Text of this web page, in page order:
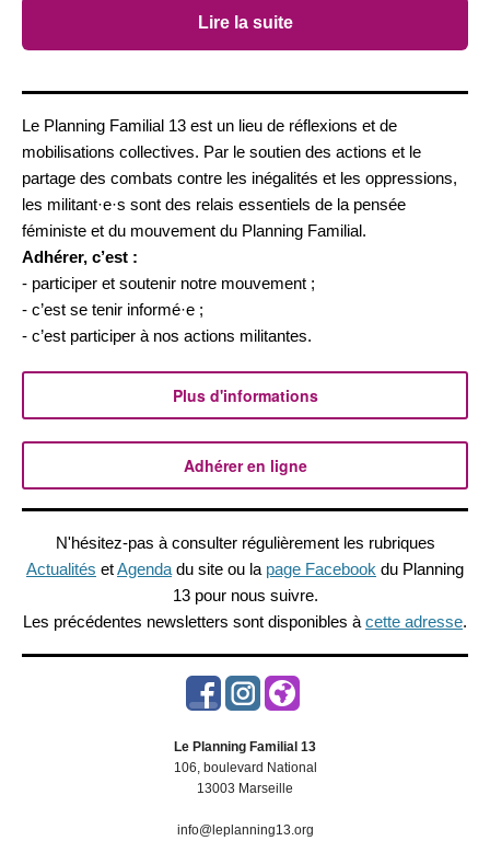
Lire la suite
Le Planning Familial 13 est un lieu de réflexions et de
mobilisations collectives. Par le soutien des actions et le
partage des combats contre les inégalités et les oppressions,
les militant·e·s sont des relais essentiels de la pensée
féministe et du mouvement du Planning Familial.
Adhérer, c’est :
- participer et soutenir notre mouvement ;
- c’est se tenir informé·e ;
- c’est participer à nos actions militantes.
Plus d'informations
Adhérer en ligne
N'hésitez-pas à consulter régulièrement les rubriques
Actualités etAgenda du site ou la page Facebook du Planning
13 pour nous suivre.
Les précédentes newsletters sont disponibles à cette adresse.
Le Planning Familial 13
106, boulevard National
13003 Marseille
info@leplanning13.org